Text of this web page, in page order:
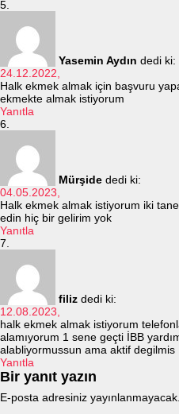
Yasemin Aydın dedi ki:
24.12.2022,
Halk ekmek almak için başvuru
ekmekte almak istiyorum
Yanıtla
Mürşide dedi ki:
04.05.2023,
Halk ekmek almak istiyorum iki
edin hiç bir gelirim yok
Yanıtla
filiz dedi ki:
12.08.2023,
halk ekmek almak istiyorum
alamıyorum 1 sene geçti İBB
alabliyormussun ama aktif degilmis
Yanıtla
Bir yanıt yazın
E-posta adresiniz yayınlanmayacak.